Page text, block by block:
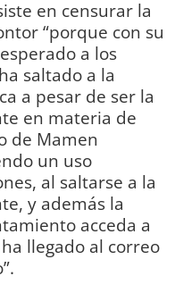
en censurar la
“porque con su
a los
saltado a la
a pesar de ser la
en materia de
de Mamen
un uso
al saltarse a la
y además la
acceda a
llegado al correo